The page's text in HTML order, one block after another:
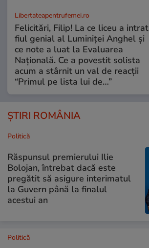
Libertateapentrufemei.ro
Felicitări, Filip! La ce liceu a intrat
fiul genial al Luminiței Anghel și
ce note a luat la Evaluarea
Națională. Ce a povestit solista
acum a stârnit un val de reacții
“Primul pe lista lui de…”
ȘTIRI ROMÂNIA
Politică
Răspunsul premierului Ilie
Bolojan, întrebat dacă este
pregătit să asigure interimatul
la Guvern până la finalul
acestui an
Politică